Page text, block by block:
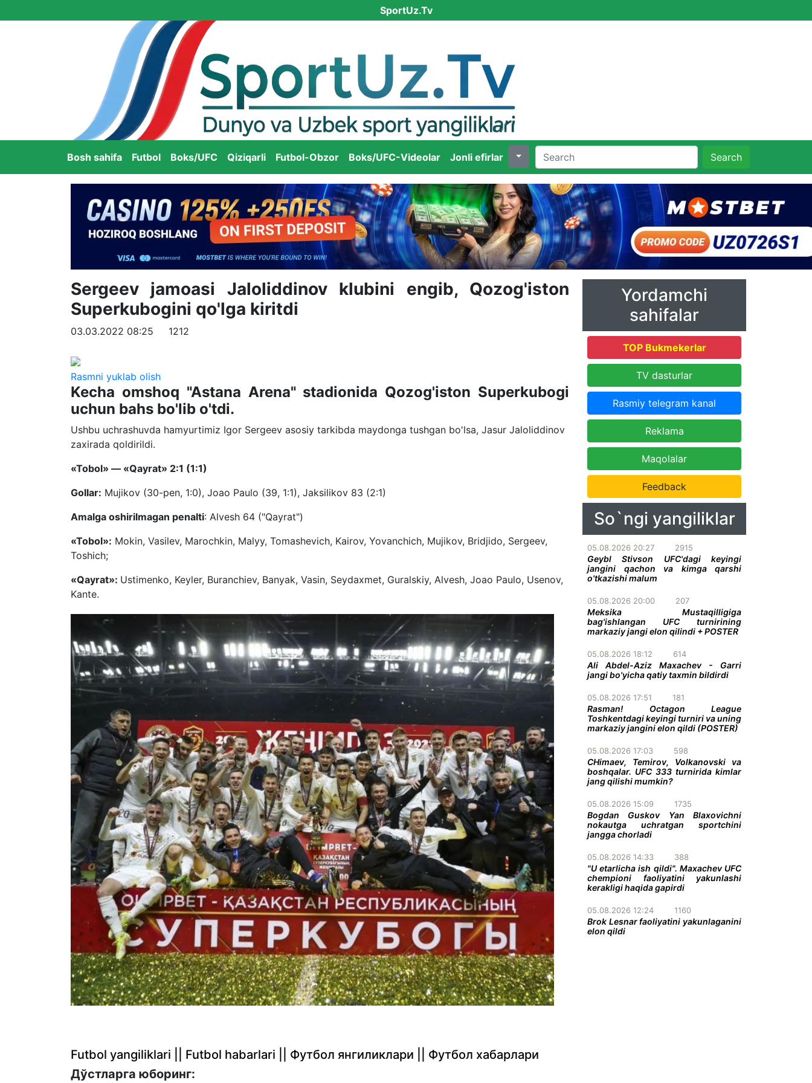
SportUz.Tv
Bosh sahifa Futbol Boks/UFC Qiziqarli Futbol-Obzor Boks/UFC-Videolar Jonli efirlar Search
Sergeev jamoasi Jaloliddinov klubini engib, Qozog'iston
Superkubogini qo'lga kiritdi
03.03.2022 08:25 1212
Rasmni yuklab olish
Kecha omshoq "Astana Arena" stadionida Qozog'iston Superkubogi
uchun bahs bo'lib o'tdi.
Ushbu uchrashuvda hamyurtimiz Igor Sergeev asosiy tarkibda maydonga tushgan bo'lsa, Jasur Jaloliddinov
zaxirada qoldirildi.
«Tobol» — «Qayrat» 2:1 (1:1)
Gollar: Mujikov (30-pen, 1:0), Joao Paulo (39, 1:1), Jaksilikov 83 (2:1)
Amalga oshirilmagan penalti: Alvesh 64 ("Qayrat")
«Tobol»: Mokin, Vasilev, Marochkin, Malyy, Tomashevich, Kairov, Yovanchich, Mujikov, Bridjido, Sergeev,
Toshich;
«Qayrat»: Ustimenko, Keyler, Buranchiev, Banyak, Vasin, Seydaxmet, Guralskiy, Alvesh, Joao Paulo, Usenov,
Kante.
Futbol yangiliklari || Futbol habarlari || Футбол янгиликлари || Футбол хабарлари
Дўстларга юборинг:
Yordamchi
sahifalar
TOP Bukmekerlar
TV dasturlar
Rasmiy telegram kanal
Reklama
Maqolalar
Feedback
So`ngi yangiliklar
05.08.2026 20:27 2915
Geybl Stivson UFC'dagi keyingi
jangini qachon va kimga qarshi
o'tkazishi malum
05.08.2026 20:00 207
Meksika Mustaqilligiga
bag'ishlangan UFC turnirining
markaziy jangi elon qilindi + POSTER
05.08.2026 18:12 614
Ali Abdel-Aziz Maxachev - Garri
jangi bo'yicha qatiy taxmin bildirdi
05.08.2026 17:51 181
Rasman! Octagon League
Toshkentdagi keyingi turniri va uning
markaziy jangini elon qildi (POSTER)
05.08.2026 17:03 598
CHimaev, Temirov, Volkanovski va
boshqalar. UFC 333 turnirida kimlar
jang qilishi mumkin?
05.08.2026 15:09 1735
Bogdan Guskov Yan Blaxovichni
nokautga uchratgan sportchini
jangga chorladi
05.08.2026 14:33 388
"U etarlicha ish qildi". Maxachev UFC
chempioni faoliyatini yakunlashi
kerakligi haqida gapirdi
05.08.2026 12:24 1160
Brok Lesnar faoliyatini yakunlaganini
elon qildi